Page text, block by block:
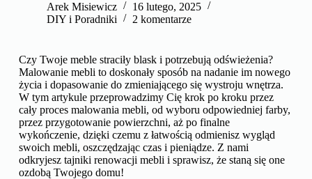
Arek Misiewicz
16 lutego, 2025
DIY i Poradniki
2 komentarze
Czy Twoje meble straciły blask i potrzebują odświeżenia?
Malowanie mebli to doskonały sposób na nadanie im nowego
życia i dopasowanie do zmieniającego się wystroju wnętrza.
W tym artykule przeprowadzimy Cię krok po kroku przez
cały proces malowania mebli, od wyboru odpowiedniej farby,
przez przygotowanie powierzchni, aż po finalne
wykończenie, dzięki czemu z łatwością odmienisz wygląd
swoich mebli, oszczędzając czas i pieniądze. Z nami
odkryjesz tajniki renowacji mebli i sprawisz, że staną się one
ozdobą Twojego domu!